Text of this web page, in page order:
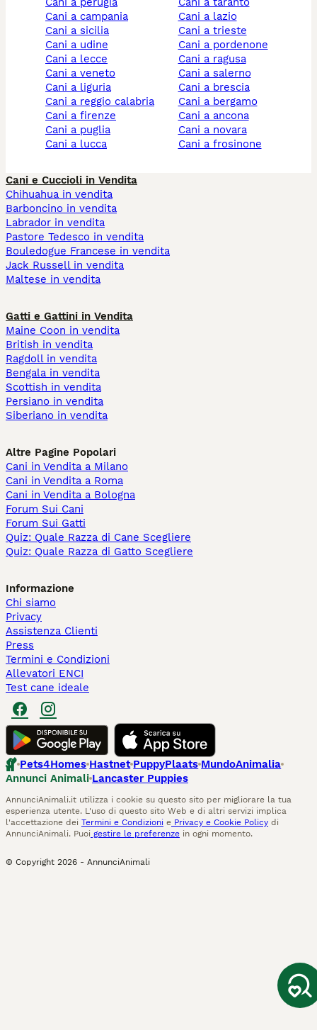
cani a campania
cani a sicilia
cani a udine
cani a lecce
cani a veneto
cani a liguria
cani a reggio calabria
cani a firenze
cani a puglia
cani a lucca
cani a lazio
cani a trieste
cani a pordenone
cani a ragusa
cani a salerno
cani a brescia
cani a bergamo
cani a ancona
cani a novara
cani a frosinone
Cani e Cuccioli in Vendita
Chihuahua in vendita
Barboncino in vendita
Labrador in vendita
Pastore Tedesco in vendita
Bouledogue Francese in vendita
Jack Russell in vendita
Maltese in vendita
Gatti e Gattini in Vendita
Maine Coon in vendita
British in vendita
Ragdoll in vendita
Bengala in vendita
Scottish in vendita
Persiano in vendita
Siberiano in vendita
Altre Pagine Popolari
Cani in Vendita a Milano
Cani in Vendita a Roma
Cani in Vendita a Bologna
Forum Sui Cani
Forum Sui Gatti
Quiz: Quale Razza di Cane Scegliere
Quiz: Quale Razza di Gatto Scegliere
Informazione
Chi siamo
Privacy
Assistenza Clienti
Press
Termini e Condizioni
Allevatori ENCI
Test cane ideale
Pets4Homes Hastnet PuppyPlaats MundoAnimalia
Annunci Animali Lancaster Puppies
AnnunciAnimali.it utilizza i cookie su questo sito per migliorare la tua
esperienza utente. L'uso di questo sito Web e di altri servizi implica
l'accettazione dei Termini e Condizioni e Privacy e Cookie Policy di
AnnunciAnimali. Puoi gestire le preferenze in ogni momento.
© Copyright 2026 - AnnunciAnimali